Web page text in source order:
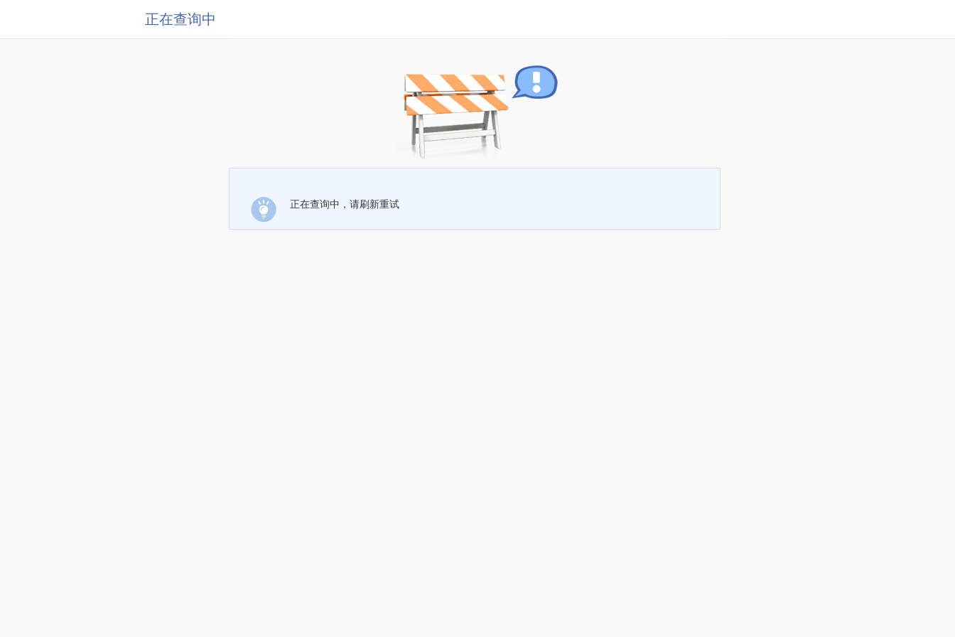
正在查询中
正在查询中，请刷新重试